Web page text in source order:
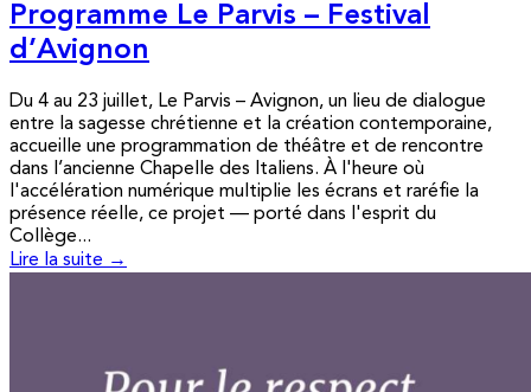
Programme Le Parvis – Festival
d’Avignon
Du 4 au 23 juillet, Le Parvis – Avignon, un lieu de dialogue
entre la sagesse chrétienne et la création contemporaine,
accueille une programmation de théâtre et de rencontre
dans l’ancienne Chapelle des Italiens. À l'heure où
l'accélération numérique multiplie les écrans et raréfie la
présence réelle, ce projet — porté dans l'esprit du
Collège...
Lire la suite →